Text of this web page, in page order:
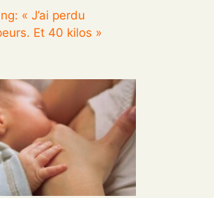
« J’ai perdu
Et 40 kilos »